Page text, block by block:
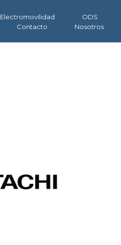
Electromovilidad
ODS
Contacto
Nosotros